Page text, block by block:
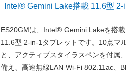
Intel® Gemini Lake搭載 11.6型 2-
ES20GMは、Intel® Gemini Lakeを搭
11.6型 2-in-1タブレットです。10点マ
と、アクティブスタイラスペンを付属
備え、高速無線LAN Wi-Fi 802.11ac、